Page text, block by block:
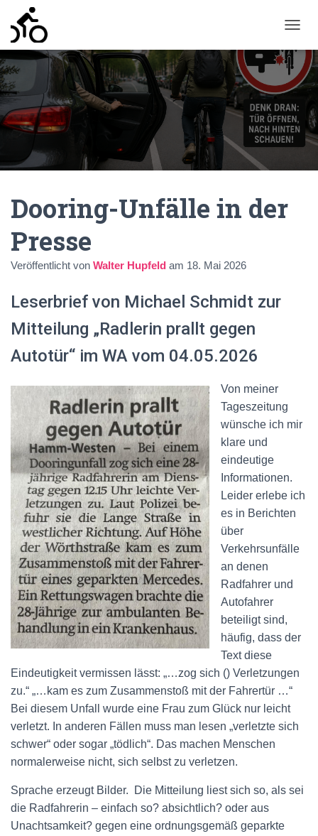
A
V
G
A
T
I
O
U
Dooring-Unfälle in der
Presse
Veröffentlicht von Walter Hupfeld am 18. Mai 2026
Leserbrief von Michael Schmidt zur
Mitteilung „Radlerin prallt gegen
Autotür“ im WA vom 04.05.2026
Von meiner
Tageszeitung
wünsche ich mir
klare und
eindeutige
Informationen.
Leider erlebe ich
es in Berichten
über
Verkehrsunfälle
an denen
Radfahrer und
Autofahrer
beteiligt sind,
häufig, dass der
Text diese
Eindeutigkeit vermissen lässt: „…zog sich () Verletzungen
zu.“ „…kam es zum Zusammenstoß mit der Fahrertür …“
Bei diesem Unfall wurde eine Frau zum Glück nur leicht
verletzt. In anderen Fällen muss man lesen „verletzte sich
schwer“ oder sogar „tödlich“. Das machen Menschen
normalerweise nicht, sich selbst zu verletzen.
Sprache erzeugt Bilder. Die Mitteilung liest sich so, als sei
die Radfahrerin – einfach so? absichtlich? oder aus
Unachtsamkeit? gegen eine ordnungsgemäß geparkte